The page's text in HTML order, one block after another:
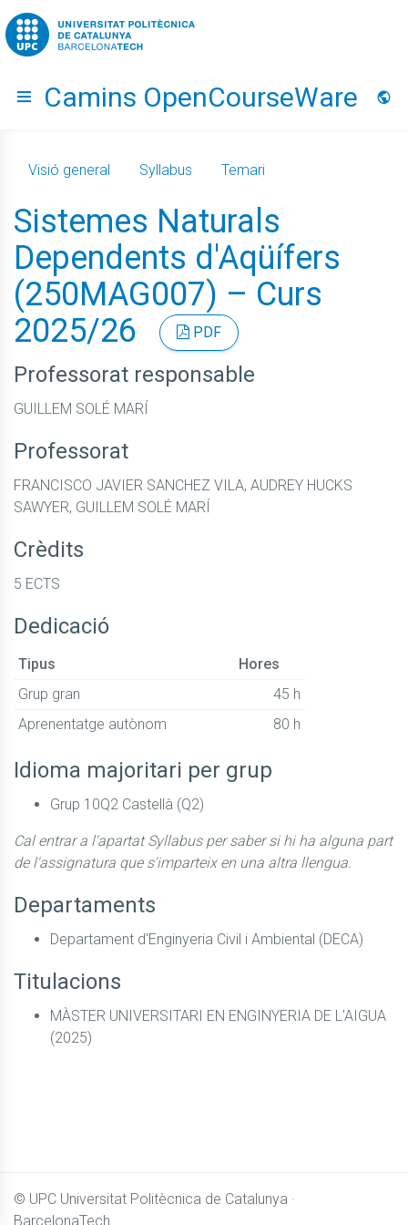
Go to upc.edu
Hide menu
Camins OpenCourseWare
Visió general Syllabus Temari
Sistemes Naturals
Dependents d'Aqüífers
(250MAG007) – Curs
2025/26
PDF
Professorat responsable
GUILLEM SOLÉ MARÍ
Professorat
FRANCISCO JAVIER SANCHEZ VILA, AUDREY HUCKS
SAWYER, GUILLEM SOLÉ MARÍ
Crèdits
5 ECTS
Dedicació
Tipus
Hores
Grup gran
45 h
Aprenentatge autònom
80 h
Idioma majoritari per grup
Grup 10Q2 Castellà (Q2)
Cal entrar a l'apartat Syllabus per saber si hi ha alguna part
de l'assignatura que s'imparteix en una altra llengua.
Departaments
Departament d'Enginyeria Civil i Ambiental (DECA)
Titulacions
MÀSTER UNIVERSITARI EN ENGINYERIA DE L'AIGUA
(2025)
© UPC Universitat Politècnica de Catalunya ·
BarcelonaTech.